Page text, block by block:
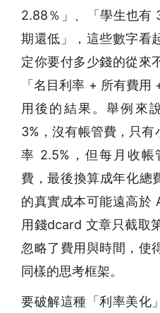
2.88％」、「學生也有
期還低」，這些數字看
定你要付多少錢的從來
「名目利率 + 所有費
用後的結果。舉例來
3%，沒有帳管費，只有
率 2.5%，但每月收
費，最後換算成年化總
的真實成本可能遠高於
用錢dcard 文章只截取
忽略了費用與時間，使
同樣的思考框架。
要破解這種「利率美化